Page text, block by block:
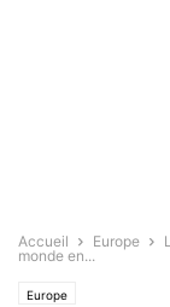
Accueil Europe
monde en...
Europe